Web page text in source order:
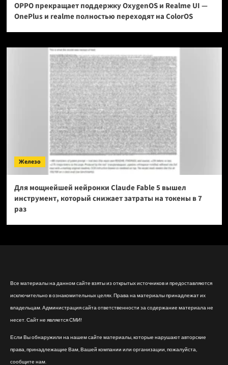
OPPO прекращает поддержку OxygenOS и Realme UI —
OnePlus и realme полностью переходят на ColorOS
Железо
Для мощнейшей нейронки Claude Fable 5 вышел
инструмент, который снижает затраты на токены в 7
раз
Все материалы на данном сайте взяты из открытых источников и предоставляются
исключительно в ознакомительных целях. Права на материалы принадлежат их
владельцам. Администрация сайта ответственности за содержание материала не
несет. Сайт не является СМИ!
Если Вы обнаружили на нашем сайте материалы, которые нарушают авторские
права, принадлежащие Вам, Вашей компании или организации, пожалуйста,
сообщите нам.